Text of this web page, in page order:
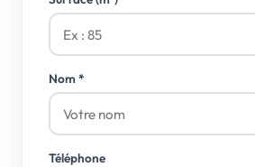
Nom*
Téléphone